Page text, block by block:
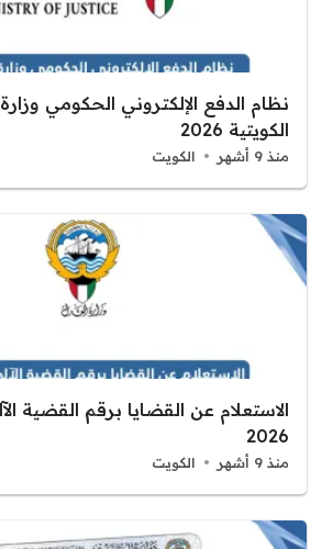
نظام الدفع الإلكتروني الحكومي
الكويتية 2026
منذ 9 أشهر الكويت
الاستعلام عن القضايا برقم القضية
2026
منذ 9 أشهر الكويت